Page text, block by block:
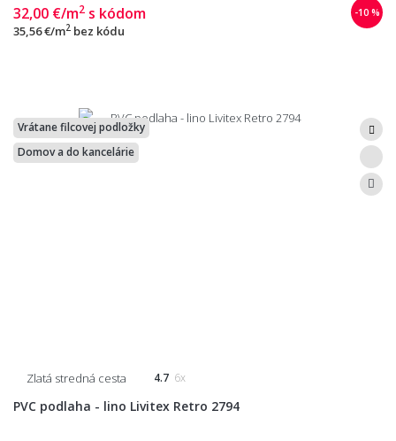
-10 %
32,00 €/m2 s kódom
35,56 €/m2 bez kódu
Vrátane filcovej podložky
Domov a do kancelárie
Zlatá stredná cesta 4.7 6x
PVC podlaha - lino Livitex Retro 2794